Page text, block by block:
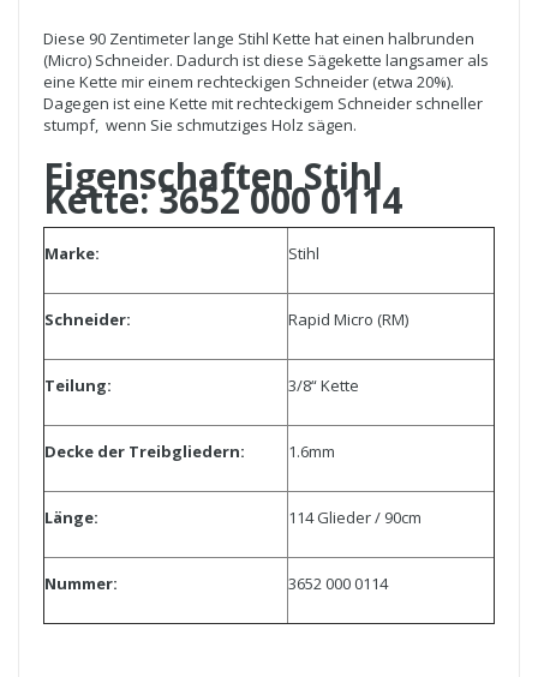
Diese 90 Zentimeter lange Stihl Kette hat einen halbrunden
(Micro) Schneider. Dadurch ist diese Sägekette langsamer als
eine Kette mir einem rechteckigen Schneider (etwa 20%).
Dagegen ist eine Kette mit rechteckigem Schneider schneller
stumpf, wenn Sie schmutziges Holz sägen.
Eigenschaften Stihl
Kette: 3652 000 0114
Marke: Stihl
Schneider: Rapid Micro (RM)
Teilung: 3/8“ Kette
Decke der Treibgliedern: 1.6mm
Länge: 114 Glieder / 90cm
Nummer: 3652 000 0114